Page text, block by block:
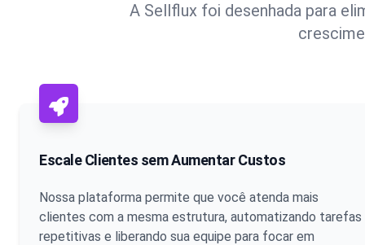
A Sellflux foi desenhada para
Escale Clientes sem Aumentar Custos
Nossa plataforma permite que você atenda mais
clientes com a mesma estrutura, automatizando tarefas
repetitivas e liberando sua equipe para focar em